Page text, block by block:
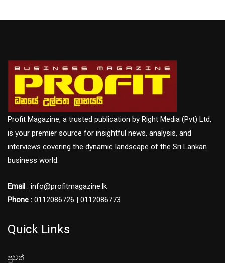
Profit Magazine, a trusted publication by Right Media (Pvt) Ltd,
is your premier source for insightful news, analysis, and
interviews covering the dynamic landscape of the Sri Lankan
business world.
Email : info@profitmagazine.lk
Phone : 0112086726 | 0112086773
Quick Links
පුවත්